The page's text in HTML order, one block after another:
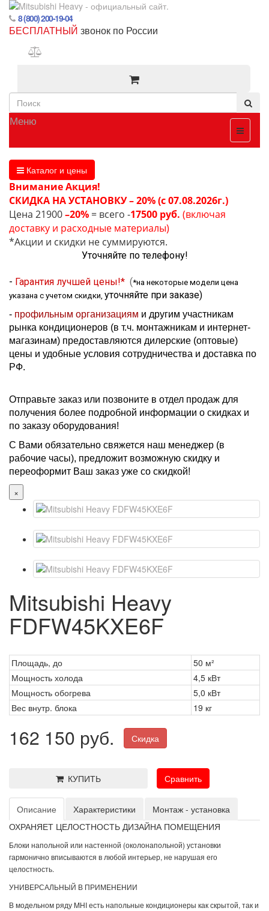
8 (800) 200-19-04
БЕСПЛАТНЫЙ звонок по России
Меню
Каталог и цены
Внимание Акция!
СКИДКА НА УСТАНОВКУ – 20% (с 07.08.2026г.)
Цена 21900–20% = всего -17500 руб. (включая
доставку и расходные материалы)
*Акции и скидки не суммируются.
Уточняйте по телефону!
- Гарантия лучшей цены!* (*на некоторые модели цена
указана с учетом скидки, уточняйте при заказе)
- профильным организациям и другим участникам
рынка кондиционеров (в т.ч. монтажникам и интернет-
магазинам) предоставляются дилерские (оптовые)
цены и удобные условия сотрудничества и доставка по
РФ.
Отправьте заказ или позвоните в отдел продаж для
получения более подробной информации о скидках и
по заказу оборудования!
С Вами обязательно свяжется наш менеджер (в
рабочие часы), предложит возможную скидку и
переоформит Ваш заказ уже со скидкой!
×
Mitsubishi Heavy
FDFW45KXE6F
Площадь, до
50 м²
Мощность холода
4,5 кВт
Мощность обогрева
5,0 кВт
Вес внутр. блока
19 кг
162 150 руб. Скидка
КУПИТЬ Сравнить
Описание Характеристики
Монтаж - установка
ОХРАНЯЕТ ЦЕЛОСТНОСТЬ ДИЗАЙНА ПОМЕЩЕНИЯ
Блоки напольной или настенной (околонапольной) установки
гармонично вписываются в любой интерьер, не нарушая его
целостность.
УНИВЕРСАЛЬНЫЙ В ПРИМЕНЕНИИ
В модельном ряду MHI есть напольные кондиционеры как скрытой, так и